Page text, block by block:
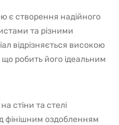
є створення надійного
та різними
відрізняється високою
робить його ідеальним
стіни та стелі
фінішним оздобленням